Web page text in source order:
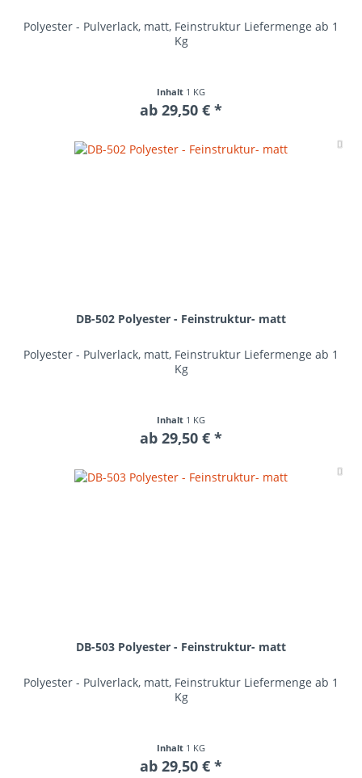
Polyester - Pulverlack, matt, Feinstruktur Liefermenge ab 1
Kg
Inhalt 1 KG
ab 29,50 € *
DB-502 Polyester - Feinstruktur- matt
Polyester - Pulverlack, matt, Feinstruktur Liefermenge ab 1
Kg
Inhalt 1 KG
ab 29,50 € *
DB-503 Polyester - Feinstruktur- matt
Polyester - Pulverlack, matt, Feinstruktur Liefermenge ab 1
Kg
Inhalt 1 KG
ab 29,50 € *